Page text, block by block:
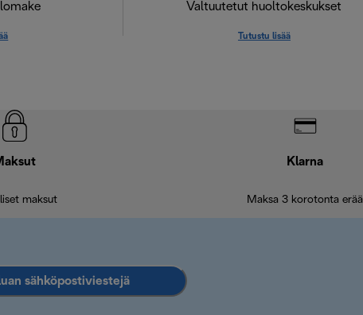
Valtuutetut huoltokeskukset
Tutustu lisää
maksut
Klarna
Maksa 3 korotonta erää
sähköpostiviestejä